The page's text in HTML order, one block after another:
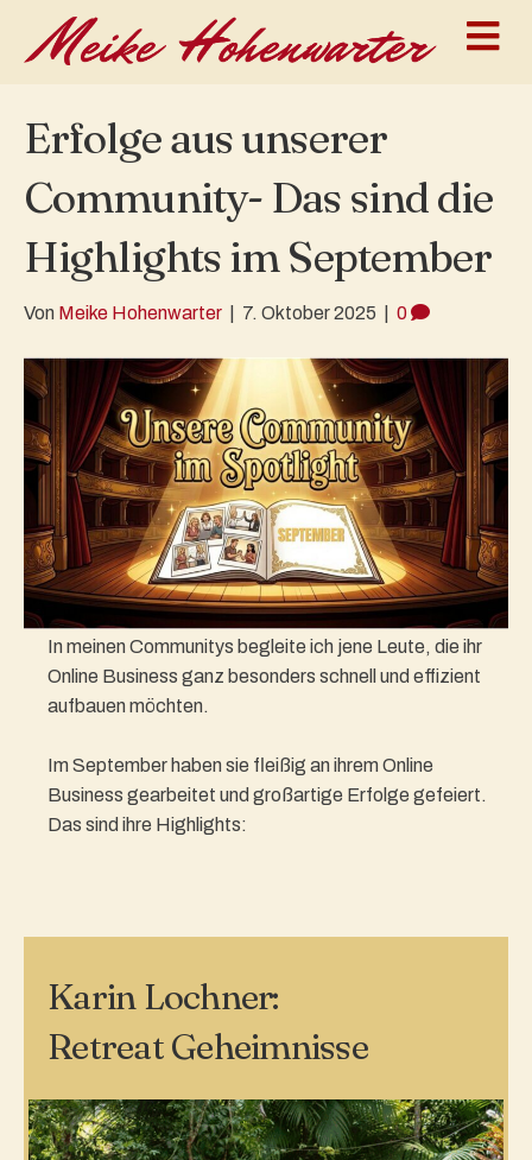
Erfolge aus unserer
Community- Das sind die
Highlights im September
Von Meike Hohenwarter 7. Oktober 2025 0
In meinen Communitys begleite ich jene Leute, die ihr
Online Business ganz besonders schnell und effizient
aufbauen möchten.
Im September haben sie fleißig an ihrem Online
Business gearbeitet und großartige Erfolge gefeiert.
Das sind ihre Highlights:
Karin Lochner:
Retreat Geheimnisse